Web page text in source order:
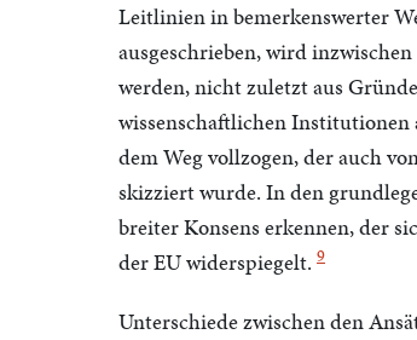
Leitlinien in bemerkenswerter
ausgeschrieben, wird
werden, nicht zuletzt aus
wissenschaftlichen Institutionen
dem Weg vollzogen, der auch
skizziert wurde. In den
breiter Konsens erkennen, der
der EU widerspiegelt. 9
Unterschiede zwischen den